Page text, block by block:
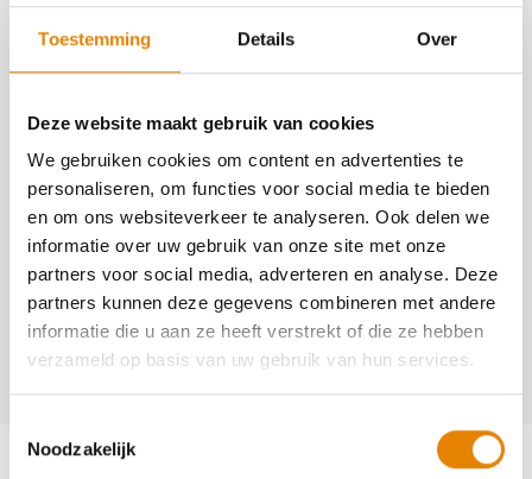
Toestemming Details Over
Deze website maakt gebruik van cookies
We gebruiken cookies om content en advertenties te
personaliseren, om functies voor social media te bieden
en om ons websiteverkeer te analyseren. Ook delen we
informatie over uw gebruik van onze site met onze
partners voor social media, adverteren en analyse. Deze
partners kunnen deze gegevens combineren met andere
informatie die u aan ze heeft verstrekt of die ze hebben
verzameld op basis van uw gebruik van hun services.
Noodzakelijk
http://www.de-textieltrekkers.be
Contact
Marleen Deweer
+32(0)472 08 84 73
secretaris@de-textieltrekkers.be